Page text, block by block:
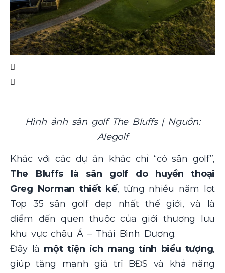
Hình ảnh sân golf The Bluffs | Nguồn:
Alegolf
Khác với các dự án khác chỉ “có sân golf”,
The Bluffs là sân golf do huyền thoại
Greg Norman thiết kế, từng nhiều năm lọt
Top 35 sân golf đẹp nhất thế giới, và là
điểm đến quen thuộc của giới thượng lưu
khu vực châu Á – Thái Bình Dương.
Đây là một tiện ích mang tính biểu tượng,
giúp tăng mạnh giá trị BĐS và khả năng